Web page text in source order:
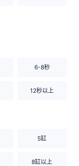
6-8秒
12秒以上
5缸
8缸以上